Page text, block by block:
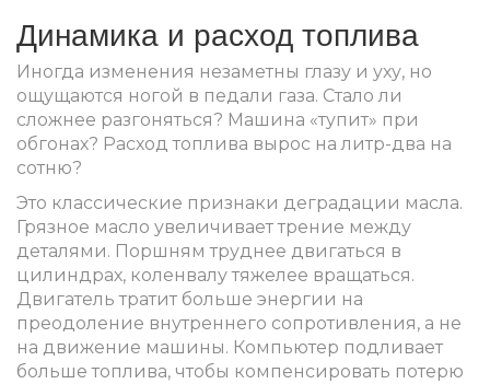
Динамика и расход топлива
Иногда изменения незаметны глазу и уху, но
ощущаются ногой в педали газа. Стало ли
сложнее разгоняться? Машина «тупит» при
обгонах? Расход топлива вырос на литр-два на
сотню?
Это классические признаки деградации масла.
Грязное масло увеличивает трение между
деталями. Поршням труднее двигаться в
цилиндрах, коленвалу тяжелее вращаться.
Двигатель тратит больше энергии на
преодоление внутреннего сопротивления, а не
на движение машины. Компьютер подливает
больше топлива, чтобы компенсировать потерю